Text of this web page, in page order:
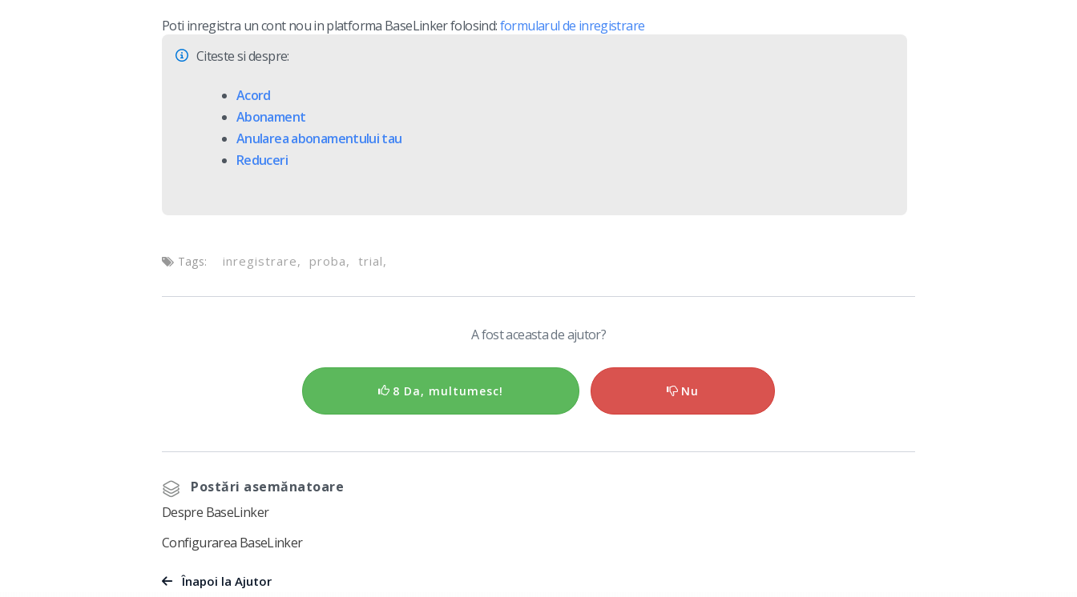
Poti inregistra un cont nou in platforma BaseLinker folosind:formularul de inregistrare
Citeste si despre:
Acord
Abonament
Anularea abonamentului tau
Reduceri
Tags: inregistrare proba trial
A fost aceasta de ajutor?
8 Da, multumesc! Nu
Postări asemănatoare
Despre BaseLinker
Configurarea BaseLinker
Înapoi la Ajutor